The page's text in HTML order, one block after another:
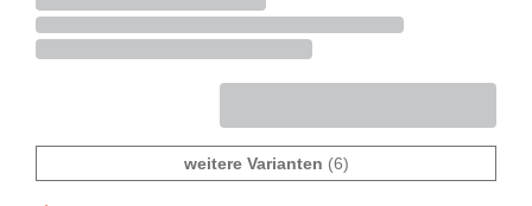
weitere Varianten (6)